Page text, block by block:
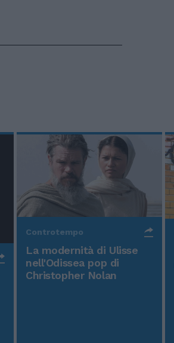
Controtempo
La modernità di Ulisse
nell'Odissea pop di
Christopher Nolan